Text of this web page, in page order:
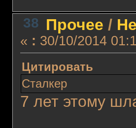
38 Прочее /
« : 30/10/2014
Цитировать
Сталкер
7 лет этому